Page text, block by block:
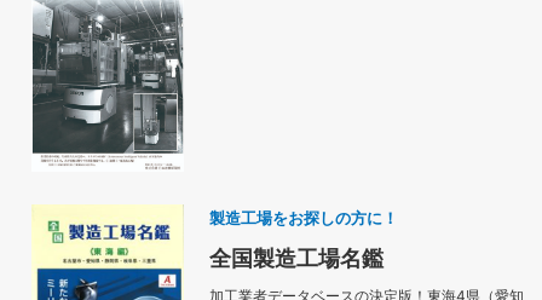
製造工場をお探しの方に！
全国製造工場名鑑
加工業者データベースの決定版！東海4県（愛知